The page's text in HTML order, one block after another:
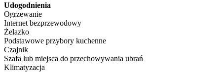
Udogodnienia
Ogrzewanie
Internet bezprzewodowy
Żelazko
Podstawowe przybory kuchenne
Czajnik
Szafa lub miejsca do przechowywania ubrań
Klimatyzacja